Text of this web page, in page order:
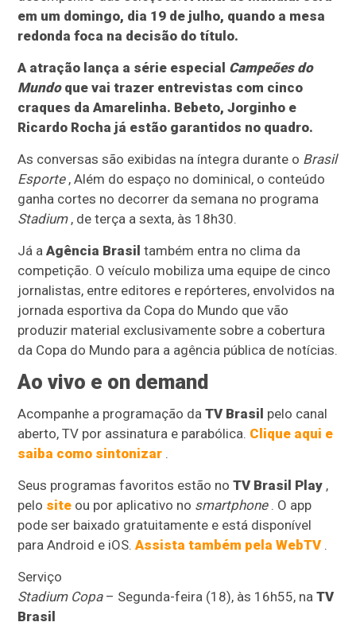
em um domingo, dia 19 de julho, quando a mesa
redonda foca na decisão do título.
A atração lança a série especial Campeões do
Mundoque vai trazer entrevistas com cinco
craques da Amarelinha. Bebeto, Jorginho e
Ricardo Rocha já estão garantidos no quadro.
As conversas são exibidas na íntegra durante o Brasil
Esporte, Além do espaço no dominical, o conteúdo
ganha cortes no decorrer da semana no programa
Stadium, de terça a sexta, às 18h30.
Já aAgência Brasil também entra no clima da
competição. O veículo mobiliza uma equipe de cinco
jornalistas, entre editores e repórteres, envolvidos na
jornada esportiva da Copa do Mundo que vão
produzir material exclusivamente sobre a cobertura
da Copa do Mundo para a agência pública de notícias.
Ao vivo e on demand
Acompanhe a programação daTV Brasil pelo canal
aberto, TV por assinatura e parabólica. Clique aqui e
saiba como sintonizar .
Seus programas favoritos estão noTV Brasil Play ,
pelo site ou por aplicativo no smartphone. O app
pode ser baixado gratuitamente e está disponível
para Android e iOS.Assista também pela WebTV.
Serviço
Stadium Copa– Segunda-feira (18), às 16h55, naTV
Brasil